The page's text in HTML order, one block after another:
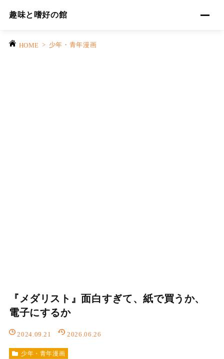
趣味と嗜好の館
HOME > 少年・青年漫画
『メダリスト』面白すぎて、紙で買うか、
電子にするか
2024.09.21 2026.06.26
少年・青年漫画